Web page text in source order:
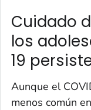
Cuidado
los
19
Aunque el
menos común